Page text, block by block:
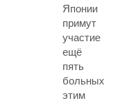
Японии
примут
участие
ещё
пять
больных
этим